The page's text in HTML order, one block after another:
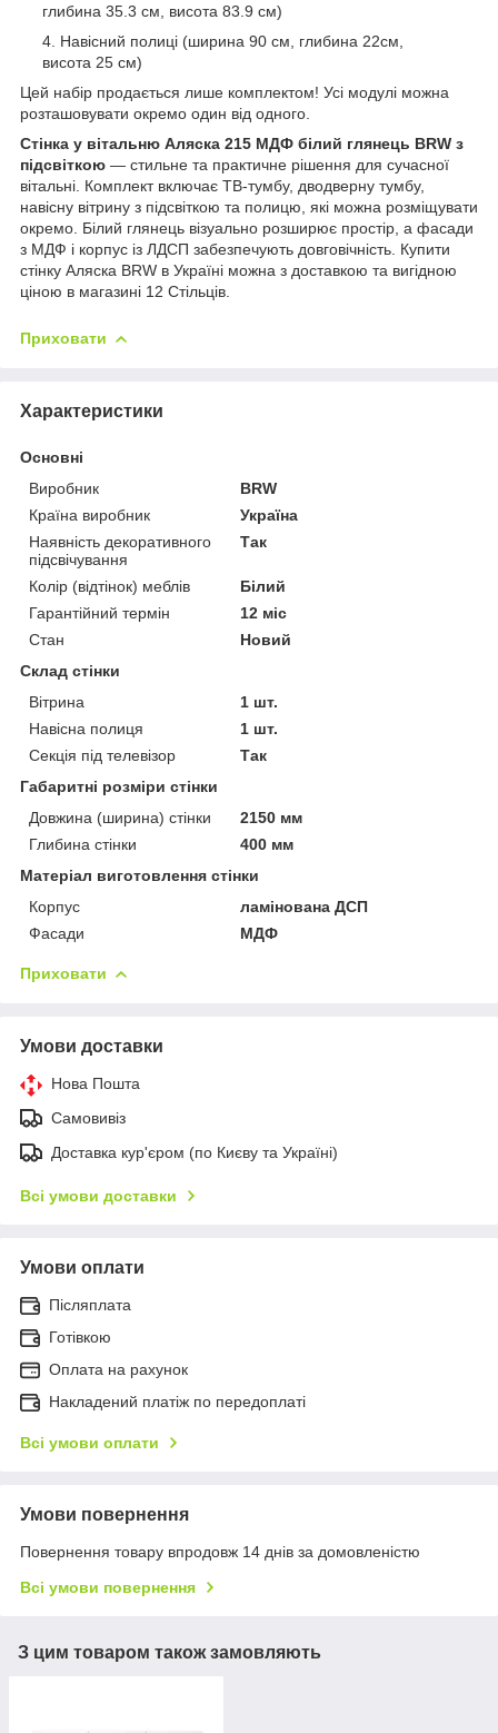
глибина 35.3 см, висота 83.9 см)
Навісний полиці (ширина 90 см, глибина 22см,
висота 25 см)
Цей набір продається лише комплектом! Усі модулі можна
розташовувати окремо один від одного.
Стінка у вітальню Аляска 215 МДФ білий глянець BRW з
підсвіткою — стильне та практичне рішення для сучасної
вітальні. Комплект включає ТВ-тумбу, дводверну тумбу,
навісну вітрину з підсвіткою та полицю, які можна розміщувати
окремо. Білий глянець візуально розширює простір, а фасади
з МДФ і корпус із ЛДСП забезпечують довговічність. Купити
стінку Аляска BRW в Україні можна з доставкою та вигідною
ціною в магазині 12 Стільців.
Приховати
Характеристики
Основні
Виробник
BRW
Країна виробник
Україна
Наявність декоративного
підсвічування
Так
Колір (відтінок) меблів
Білий
Гарантійний термін
12 міс
Стан
Новий
Склад стінки
Вітрина
1 шт.
Навісна полиця
1 шт.
Секція під телевізор
Так
Габаритні розміри стінки
Довжина (ширина) стінки
2150 мм
Глибина стінки
400 мм
Матеріал виготовлення стінки
Корпус
ламінована ДСП
Фасади
МДФ
Приховати
Умови доставки
Нова Пошта
Самовивіз
Доставка кур'єром (по Києву та Україні)
Всі умови доставки
Умови оплати
Післяплата
Готівкою
Оплата на рахунок
Накладений платіж по передоплаті
Всі умови оплати
Умови повернення
Повернення товару впродовж 14 днів за домовленістю
Всі умови повернення
З цим товаром також замовляють